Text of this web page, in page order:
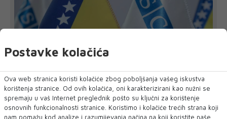
Novinari moraju imati mogućnost da svoj
posao obavljaju slobodno i sigurno
Misija OESS-a u BiH osudila je napad na novinarku BN
Postavke kolačića
Ova web stranica koristi kolačiće zbog poboljšanja vašeg iskustva
korištenja stranice. Od ovih kolačića, oni karakterizirani kao nužni se
spremaju u vaš Internet preglednik pošto su ključni za korištenje
osnovnih funkcionalnosti stranice. Koristimo i kolačiće trećih strana koji
nam pomažu kod analize i razumijevanja načina na koji koristite naše